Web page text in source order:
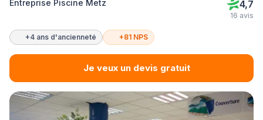
Entreprise Piscine Metz 4,7
16 avis
+4 ans d'ancienneté +81 NPS
Je veux un devis gratuit